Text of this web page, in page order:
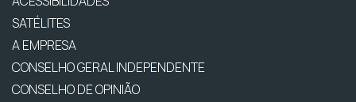
SATÉLITES
A EMPRESA
CONSELHO GERAL INDEPENDENTE
CONSELHO DE OPINIÃO